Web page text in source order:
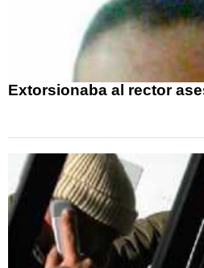
Extorsionaba al rector